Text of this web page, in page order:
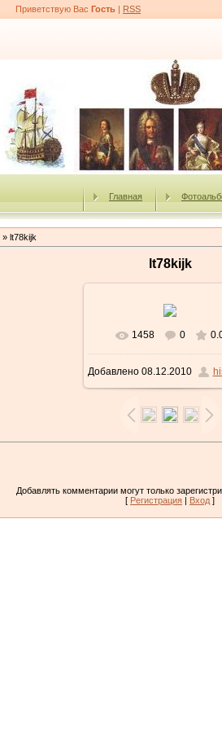
Приветствую Вас Гость | RSS
Главная
» lt78kijk
lt78kijk
1458 0
Добавлено08.12.2010
Добавлять комментарии могут только
[ Регистрация | Вход ]